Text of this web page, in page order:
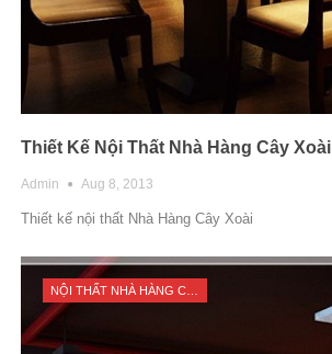
Thiết Kế Nội Thất Nhà Hàng Cây Xoài
Admin Aug 8, 2013
Thiết kế nội thất Nhà Hàng Cây Xoài
NỘI THẤT NHÀ HÀNG CỬA HÀNG SHOP